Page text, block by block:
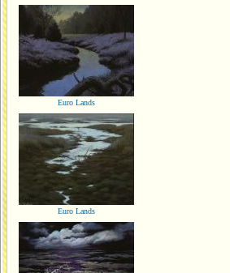
Euro Lands
Euro Lands